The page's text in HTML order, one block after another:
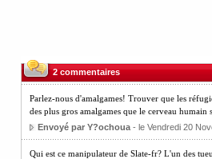
2 commentaires
Parlez-nous d'amalgames! Trouver que les
des plus gros amalgames que le cerveau humain
Envoyé par Y?ochoua- le Vendredi 20
Qui est ce manipulateur de Slate-fr? L'un des